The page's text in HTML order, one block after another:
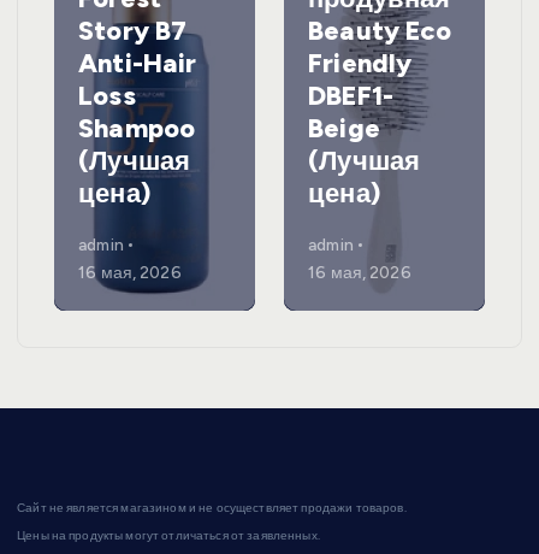
Story B7
Anti-Hair
Loss
Shampoo
(Лучшая
цена)
admin
16 мая, 2026
Beauty Eco
Friendly
DBEF1-
Beige
(Лучшая
цена)
admin
16 мая, 2026
Сайт не является магазином и не осуществляет продажи товаров.
Цены на продукты могут отличаться от заявленных.